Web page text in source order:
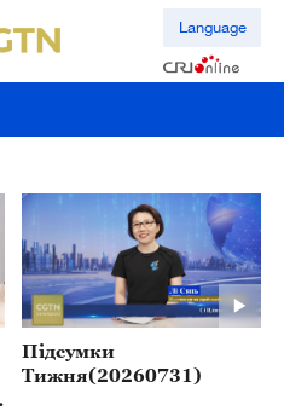
Language
Підсумки
Тижня(20260731)